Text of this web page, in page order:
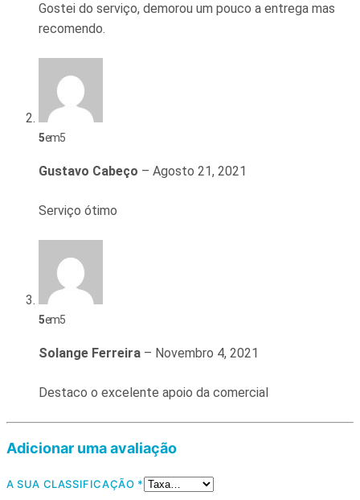
Gostei do serviço, demorou um pouco a entrega mas
recomendo.
5em 5
Gustavo Cabeço – Agosto 21, 2021
Serviço ótimo
5em 5
Solange Ferreira – Novembro 4, 2021
Destaco o excelente apoio da comercial
Adicionar uma avaliação
A SUA CLASSIFICAÇÃO *